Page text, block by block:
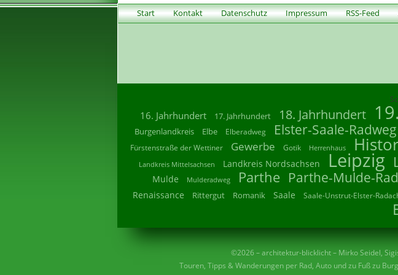
Start Kontakt Datenschutz Impressum RSS-Feed
16. Jahrhundert 17. Jahrhundert 18. Jahrhundert
Burgenlandkreis Elbe Elberadweg Elster-Saale-Radweg
Fürstenstraße der Wettiner Gewerbe Gotik Herrenhaus
Landkreis Mittelsachsen Landkreis Nordsachsen Leipzig
Mulde Mulderadweg Parthe Parthe-Mulde-
Renaissance Rittergut Romanik Saale Saale-Unstrut-Elster-
©2026 – architektur-blicklicht – Mirko Seidel,
Touren, Tipps & Wanderungen per Rad, Auto und zu Fuß zu